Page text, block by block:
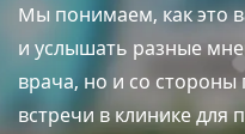
Мы понимаем, как это
и услышать разные
врача, но и со
встречи в клинике